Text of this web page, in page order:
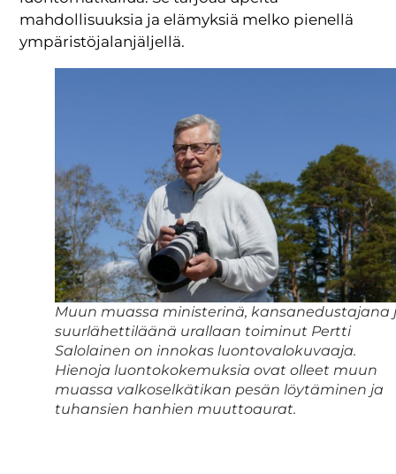
mahdollisuuksia ja elämyksiä melko pienellä
ympäristöjalanjäljellä.
Muun muassa ministerinä, kansanedustajana
suurlähettiläänä urallaan toiminut Pertti
Salolainen on innokas luontovalokuvaaja.
Hienoja luontokokemuksia ovat olleet muun
muassa valkoselkätikan pesän löytäminen ja
tuhansien hanhien muuttoaurat.